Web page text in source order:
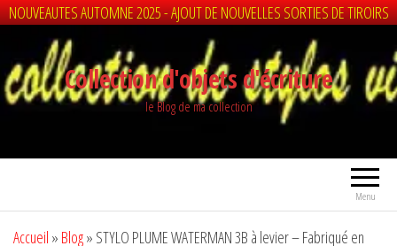
NOUVEAUTES AUTOMNE 2025 - AJOUT DE NOUVELLES SORTIES DE TIROIRS
contenu
Collection d'objets d'écriture
le Blog de ma collection
Menu
Accueil » Blog» STYLO PLUME WATERMAN 3B à levier – Fabriqué en